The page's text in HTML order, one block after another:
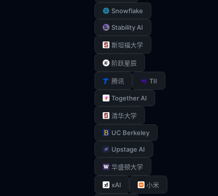
Snowflake
Stability AI
斯坦福大学
阶跃星辰
腾讯 TII
Together AI
清华大学
UC Berkeley
Upstage AI
华盛顿大学
xAI 小米